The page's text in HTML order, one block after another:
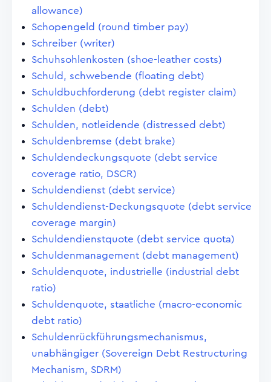
allowance)
Schopengeld (round timber pay)
Schreiber (writer)
Schuhsohlenkosten (shoe-leather costs)
Schuld, schwebende (floating debt)
Schuldbuchforderung (debt register claim)
Schulden (debt)
Schulden, notleidende (distressed debt)
Schuldenbremse (debt brake)
Schuldendeckungsquote (debt service
coverage ratio, DSCR)
Schuldendienst (debt service)
Schuldendienst-Deckungsquote (debt service
coverage margin)
Schuldendienstquote (debt service quota)
Schuldenmanagement (debt management)
Schuldenquote, industrielle (industrial debt
ratio)
Schuldenquote, staatliche (macro-economic
debt ratio)
Schuldenrückführungsmechanismus,
unabhängiger (Sovereign Debt Restructuring
Mechanism, SDRM)